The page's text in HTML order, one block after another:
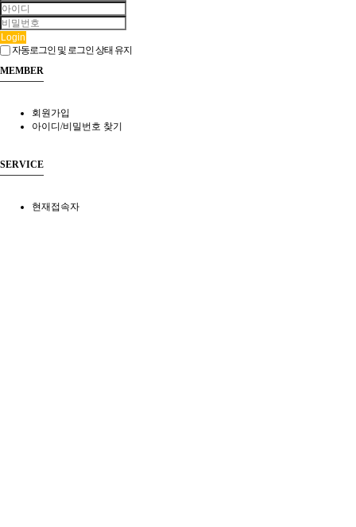
Login
자동로그인 및 로그인 상태 유지
MEMBER
회원가입
아이디/비밀번호 찾기
SERVICE
현재접속자